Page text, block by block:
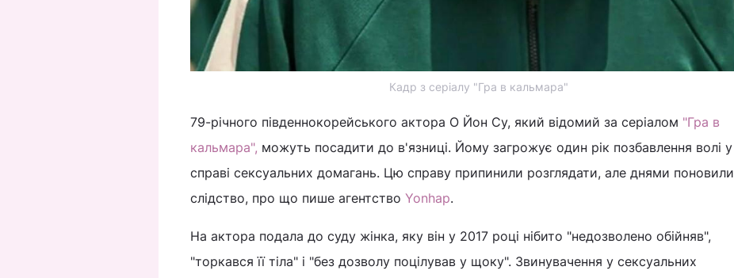
Кадр з серіалу "Гра в кальмара"
79-річного південнокорейського актора О Йон Су, який відомий за серіалом "Гра в
кальмара", можуть посадити до в'язниці. Йому загрожує один рік позбавлення волі у
справі сексуальних домагань. Цю справу припинили розглядати, але днями поновили
слідство, про що пише агентство Yonhap.
На актора подала до суду жінка, яку він у 2017 році нібито "недозволено обійняв",
"торкався її тіла" і "без дозволу поцілував у щоку". Звинувачення у сексуальних